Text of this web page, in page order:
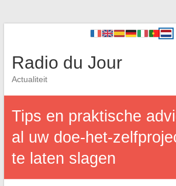
Radio du Jour
Actualiteit
Tips en praktische
al uw doe-het-
te laten slagen